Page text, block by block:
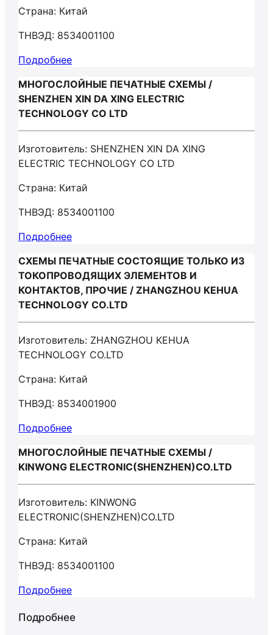
Страна: Китай
ТНВЭД: 8534001100
Подробнее
МНОГОСЛОЙНЫЕ ПЕЧАТНЫЕ СХЕМЫ /
SHENZHEN XIN DA XING ELECTRIC
TECHNOLOGY CO LTD
Изготовитель: SHENZHEN XIN DA XING
ELECTRIC TECHNOLOGY CO LTD
Страна: Китай
ТНВЭД: 8534001100
Подробнее
СХЕМЫ ПЕЧАТНЫЕ СОСТОЯЩИЕ ТОЛЬКО ИЗ
ТОКОПРОВОДЯЩИХ ЭЛЕМЕНТОВ И
КОНТАКТОВ, ПРОЧИЕ / ZHANGZHOU KEHUA
TECHNOLOGY CO.LTD
Изготовитель: ZHANGZHOU KEHUA
TECHNOLOGY CO.LTD
Страна: Китай
ТНВЭД: 8534001900
Подробнее
МНОГОСЛОЙНЫЕ ПЕЧАТНЫЕ СХЕМЫ /
KINWONG ELECTRONIC(SHENZHEN)CO.LTD
Изготовитель: KINWONG
ELECTRONIC(SHENZHEN)CO.LTD
Страна: Китай
ТНВЭД: 8534001100
Подробнее
Подробнее